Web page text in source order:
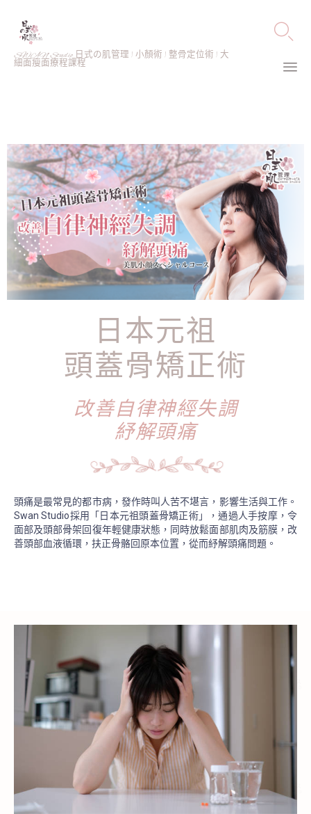
SWAN Studio 日式の肌管理 | 小顏術 | 整骨定位術 | 大
細面瘦面療程課程

日本元祖
頭蓋骨矯正術
改善自律神經失調
紓解頭痛
頭痛是最常見的都市病，發作時叫人苦不堪言，影響生活與工作。
Swan Studio採用「日本元祖頭蓋骨矯正術」，通過人手按摩，令
面部及頭部骨架回復年輕健康狀態，同時放鬆面部肌肉及筋膜，改
善頭部血液循環，扶正骨骼回原本位置，從而紓解頭痛問題。